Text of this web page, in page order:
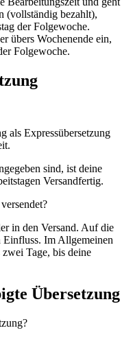
(vollständig bezahlt),
der Folgewoche.
übers Wochenende ein,
Folgewoche.
als Expressübersetzung
sind, ist deine
Versandfertig.
in den Versand. Auf die
Einfluss. Im Allgemeinen
Tage, bis deine
Übersetzung